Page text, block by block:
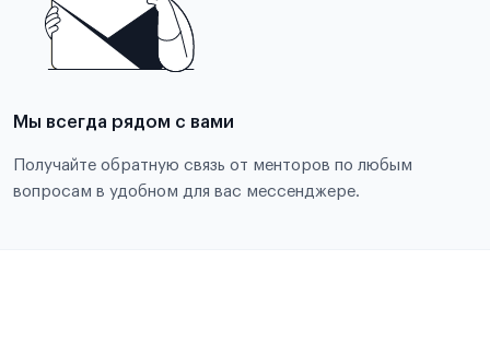
Мы всегда рядом с вами
Получайте обратную связь от менторов по любым
вопросам в удобном для вас мессенджере.